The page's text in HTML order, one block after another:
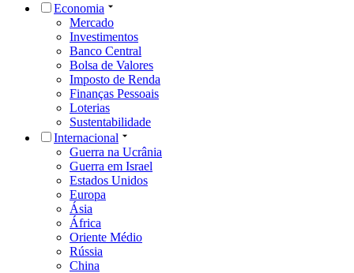
Economia
Mercado
Investimentos
Banco Central
Bolsa de Valores
Imposto de Renda
Finanças Pessoais
Loterias
Sustentabilidade
Internacional
Guerra na Ucrânia
Guerra em Israel
Estados Unidos
Europa
Ásia
África
Oriente Médio
Rússia
China